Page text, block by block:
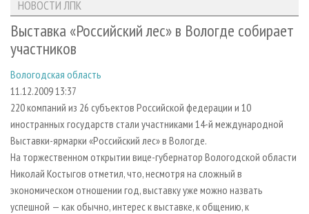
ЛЕСОЗАГОТОВКА
ЛЕСОПИЛЕНИЕ
СУШКА ДРЕВЕСИНЫ
ПРОИЗВОДСТВО ДРЕВЕСНЫХ ПЛИТ
ДЕРЕВЯННОЕ ДОМОСТРОЕНИЕ
ПРОИЗВОДСТВО МЕБЕЛИ
БИОЭНЕРГЕТИКА
ЦБП
НОВОСТИ ЛПК
НОВОСТИ ЖУРНАЛА
АНАЛИТИКА
ПРЕДПРИЯТИЯ ЛПК
ПЕРСОНЫ
МОБИЛЬНЫЕ ВЫСТАВКИ
ОФИЦИАЛЬНЫЕ ДЕЛЕГАЦИИ
ПРИОРИТЕТНЫЕ ИНВЕСТПРОЕКТЫ
RUSSIAN FORESTRY REVIEW
ГАЗЕТА ЛЕСПРОМФОРУМ
АРХИВ ЖУРНАЛОВ
О ЖУРНАЛЕ
ПОДПИСКА
КОНТАКТЫ
РЕКЛАМОДАТЕЛЯМ
РЕКЛАМА
РЕКЛАМА НА САЙТЕ
НОВОСТИ ЛПК
Выставка «Российский лес» в Вологде собирает
участников
Вологодская область
11.12.2009 13:37
220 компаний из 26 субъектов Российской федерации и 10
иностранных государств стали участниками 14-й международной
Выставки-ярмарки «Российский лес» в Вологде.
На торжественном открытии вице-губернатор Вологодской области
Николай Костыгов отметил, что, несмотря на сложный в
экономическом отношении год, выставку уже можно назвать
успешной — как обычно, интерес к выставке, к общению, к